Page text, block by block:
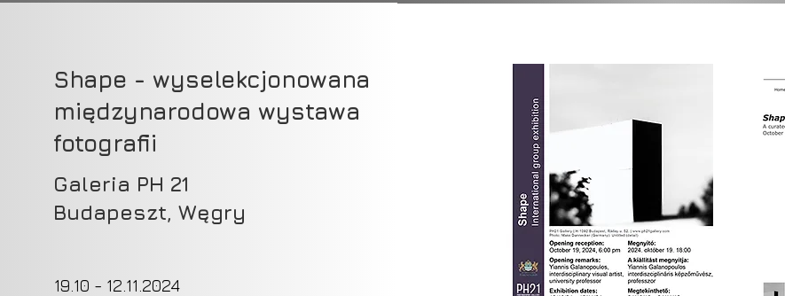
Shape - wyselekcjonowana
międzynarodowa wystawa
fotografii
Galeria PH 21
Budapeszt, Węgry
19.10 - 12.11.2024